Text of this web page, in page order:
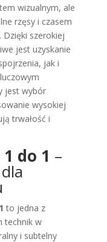
wizualnym, ale
rzęsy i czasem
szerokiej
jest uzyskanie
jak i
jest wybór
wysokiej
trwałość i
do 1 –
to jedna z
technik w
i subtelny